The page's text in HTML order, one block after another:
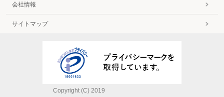
会社情報
サイトマップ
Copyright (C) 2019